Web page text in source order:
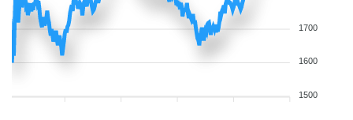
1700
1600
1500